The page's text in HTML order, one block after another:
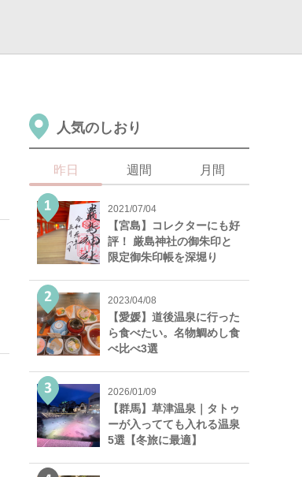
人気のしおり
昨日 週間 月間
2021/07/04
【宮島】コレクターにも好
評！ 厳島神社の御朱印と
限定御朱印帳を深堀り
2023/04/08
【愛媛】道後温泉に行った
ら食べたい。名物鯛めし食
べ比べ3選
2026/01/09
【群馬】草津温泉｜タトゥ
ーが入ってても入れる温泉
5選【冬旅に最適】